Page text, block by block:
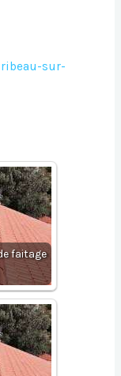
sur-
faitage